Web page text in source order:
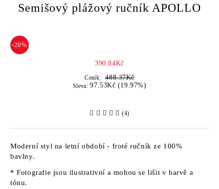
Semišový plážový ručník APOLLO
-20%
390.84Kč
Ceník: 488.37Kč
Sleva: 97.53Kč (19.97%)
(4)
Moderní styl na letní období - froté ručník ze 100%
bavlny.
* Fotografie jsou ilustrativní a mohou se lišit v barvě a
tónu.